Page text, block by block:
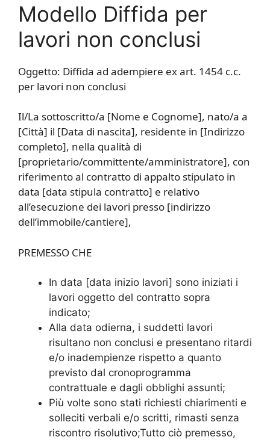
Modello Diffida per
lavori non conclusi
Oggetto: Diffida ad adempiere ex art. 1454 c.c.
per lavori non conclusi
Il/La sottoscritto/a [Nome e Cognome], nato/a a
[Città] il [Data di nascita], residente in [Indirizzo
completo], nella qualità di
[proprietario/committente/amministratore], con
riferimento al contratto di appalto stipulato in
data [data stipula contratto] e relativo
all’esecuzione dei lavori presso [indirizzo
dell’immobile/cantiere],
PREMESSO CHE
In data [data inizio lavori] sono iniziati i
lavori oggetto del contratto sopra
indicato;
Alla data odierna, i suddetti lavori
risultano non conclusi e presentano ritardi
e/o inadempienze rispetto a quanto
previsto dal cronoprogramma
contrattuale e dagli obblighi assunti;
Più volte sono stati richiesti chiarimenti e
solleciti verbali e/o scritti, rimasti senza
riscontro risolutivo;Tutto ciò premesso,